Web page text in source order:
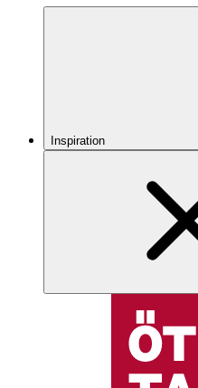
Inspiration